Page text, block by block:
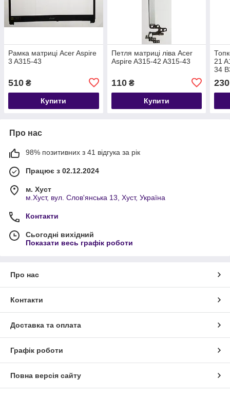
Рамка матриці Acer Aspire
3 A315-43
510 ₴
Купити
Петля матриці ліва Acer
Aspire A315-42 A315-43
110₴
Купити
21
34
230
Про нас
98% позитивних з 41 відгука за рік
Працює з 02.12.2024
м. Хуст
м.Хуст, вул. Слов'янська 13, Хуст, Україна
Контакти
Сьогодні вихідний
Показати весь графік роботи
Про нас
Контакти
Доставка та оплата
Графік роботи
Повна версія сайту